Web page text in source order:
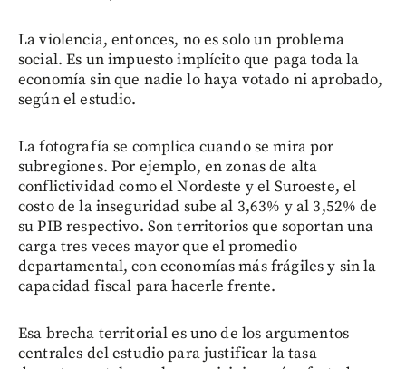
La violencia, entonces, no es solo un problema
social. Es un impuesto implícito que paga toda la
economía sin que nadie lo haya votado ni aprobado,
según el estudio.
La fotografía se complica cuando se mira por
subregiones. Por ejemplo, en zonas de alta
conflictividad como el Nordeste y el Suroeste, el
costo de la inseguridad sube al 3,63% y al 3,52% de
su PIB respectivo. Son territorios que soportan una
carga tres veces mayor que el promedio
departamental, con economías más frágiles y sin la
capacidad fiscal para hacerle frente.
Esa brecha territorial es uno de los argumentos
centrales del estudio para justificar la tasa